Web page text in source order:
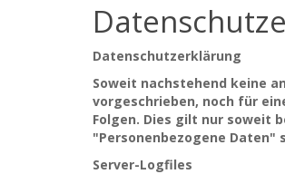
Datenschutzerklärung
Soweit nachstehend keine
vorgeschrieben, noch für
Folgen. Dies gilt nur soweit
"Personenbezogene
Server-Logfiles